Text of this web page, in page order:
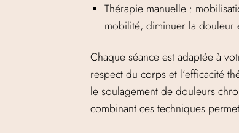
Thérapie manuelle :
mobilité, diminuer la douleur
Chaque séance est adaptée à
respect du corps et l’efficacité
le soulagement de douleurs
combinant ces techniques